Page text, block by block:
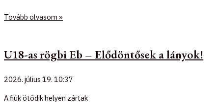
Tovább olvasom »
U18-as rögbi Eb – Elődöntősek a lányok!
2026. július 19. 10:37
A fiúk ötödik helyen zártak